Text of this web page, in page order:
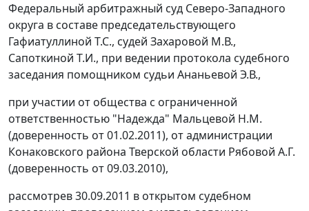
Федеральный арбитражный суд Северо-Западного
округа в составе председательствующего
Гафиатуллиной Т.С., судей Захаровой М.В.,
Сапоткиной Т.И., при ведении протокола судебного
заседания помощником судьи Ананьевой Э.В.,
при участии от общества с ограниченной
ответственностью "Надежда" Мальцевой Н.М.
(доверенность от 01.02.2011), от администрации
Конаковского района Тверской области Рябовой А.Г.
(доверенность от 09.03.2010),
рассмотрев 30.09.2011 в открытом судебном